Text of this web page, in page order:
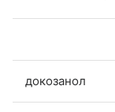
докозанол